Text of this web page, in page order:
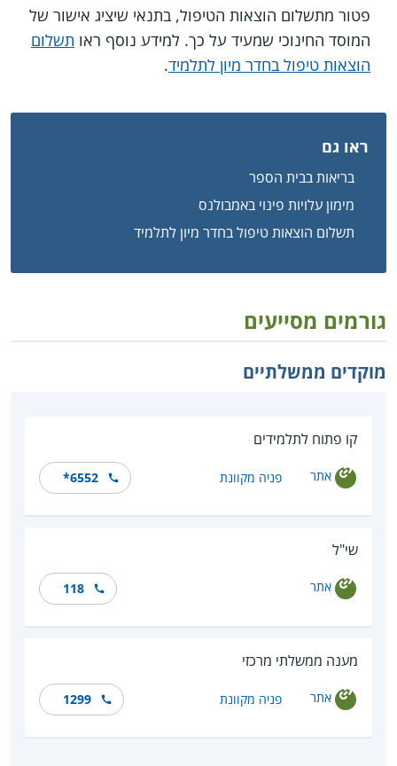
פטור מתשלום הוצאות הטיפול, בתנאי שיציג אישור של
המוסד החינוכי שמעיד על כך. למידע נוסף ראו תשלום
הוצאות טיפול בחדר מיון לתלמיד.
ראו גם
בריאות בבית הספר
מימון עלויות פינוי באמבולנס
תשלום הוצאות טיפול בחדר מיון לתלמיד
גורמים מסייעים
מוקדים ממשלתיים
קו פתוח לתלמידים
אתר פניה מקוונת *6552
שי"ל
אתר 118
מענה ממשלתי מרכזי
אתר פניה מקוונת 1299